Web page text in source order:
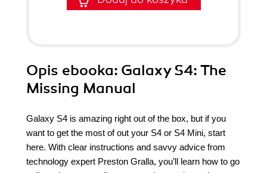
Opis ebooka: Galaxy S4: The
Missing Manual
Galaxy S4 is amazing right out of the box, but if you
want to get the most of out your S4 or S4 Mini, start
here. With clear instructions and savvy advice from
technology expert Preston Gralla, you’ll learn how to go